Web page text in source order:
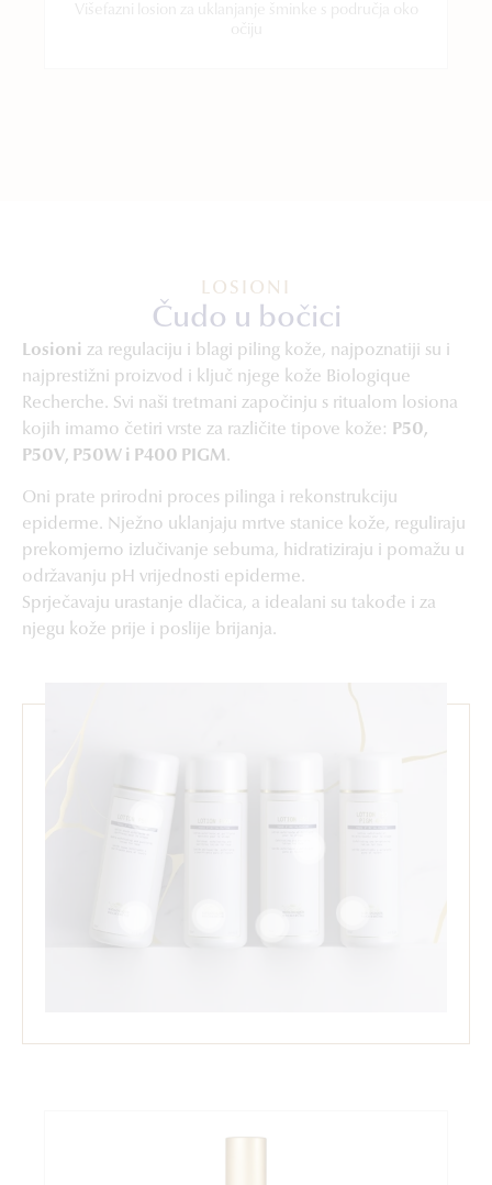
Višefazni losion za uklanjanje šminke s područja oko
očiju
LOSIONI
Čudo u bočici
Losioni za regulaciju i blagi piling kože, najpoznatiji su i
najprestižni proizvod i ključ njege kože Biologique
Recherche. Svi naši tretmani započinju s ritualom losiona
kojih imamo četiri vrste za različite tipove kože:
P50,
P50V, P50W i P400 PIGM.
Oni prate prirodni proces pilinga i rekonstrukciju
epiderme. Nježno uklanjaju mrtve stanice kože, reguliraju
prekomjerno izlučivanje sebuma, hidratiziraju i pomažu u
održavanju pH vrijednosti epiderme.
Sprječavaju urastanje dlačica, a idealani su takođe i za
njegu kože prije i poslije brijanja.